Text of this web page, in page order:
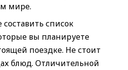
мире.
список
вы планируете
поездке. Не стоит
блюд. Отличительной